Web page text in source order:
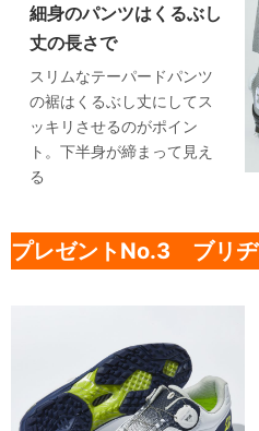
細身のパンツはくるぶし
丈の長さで
スリムなテーパードパンツ
の裾はくるぶし丈にしてス
ッキリさせるのがポイン
ト。下半身が締まって見え
る
プレゼントNo.3 ブリヂ